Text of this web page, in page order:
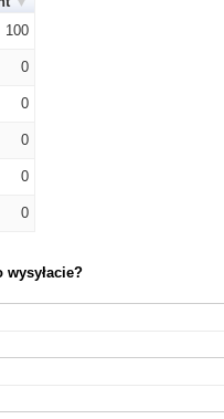
100
0
0
0
0
0
wysyłacie?